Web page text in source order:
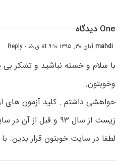
One دیدگاه
mahdiآبان ۳۰, ۱۳۹۵ at ۹:۱۰ ق٫ظ - Reply
با سلام و خسته نباشید و تشکر بی
وخوبتون.
خواهشی داشتم . کلید آزمون های
زیست از سال ۹۳ و قبل از آن در سایت موجود نیست..
لطفا در سایت خوبتون قرار بدین.